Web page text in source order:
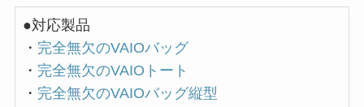
●対応製品
・ 完全無欠のVAIOバッグ
・ 完全無欠のVAIOトート
・ 完全無欠のVAIOバッグ縦型